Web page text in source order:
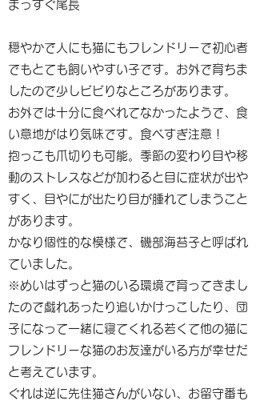
まっすぐ尾長
穏やかで人にも猫にもフレンドリーで初心者
でもとても飼いやすい子です。お外で育ちま
したので少しビビりなところがあります。
お外では十分に食べれてなかったようで、食
い意地がはり気味です。食べすぎ注意！
抱っこも爪切りも可能。季節の変わり目や移
動のストレスなどが加わると目に症状が出や
すく、目やにが出たり目が腫れてしまうこと
があります。
かなり個性的な模様で、磯部海苔子と呼ばれ
ていました。
※めいはずっと猫のいる環境で育ってきまし
たので戯れあったり追いかけっこしたり、団
子になって一緒に寝てくれる若くて他の猫に
フレンドリーな猫のお友達がいる方が幸せだ
と考えています。
ぐれは逆に先住猫さんがいない、お留守番も